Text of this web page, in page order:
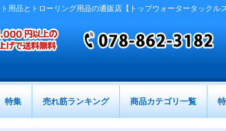
用品とトローリング用品の通販店【トップウォータータックルズ
特集 売れ筋ランキング 商品カテゴリ一覧